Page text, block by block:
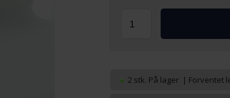
2 stk. På lager | Forventet